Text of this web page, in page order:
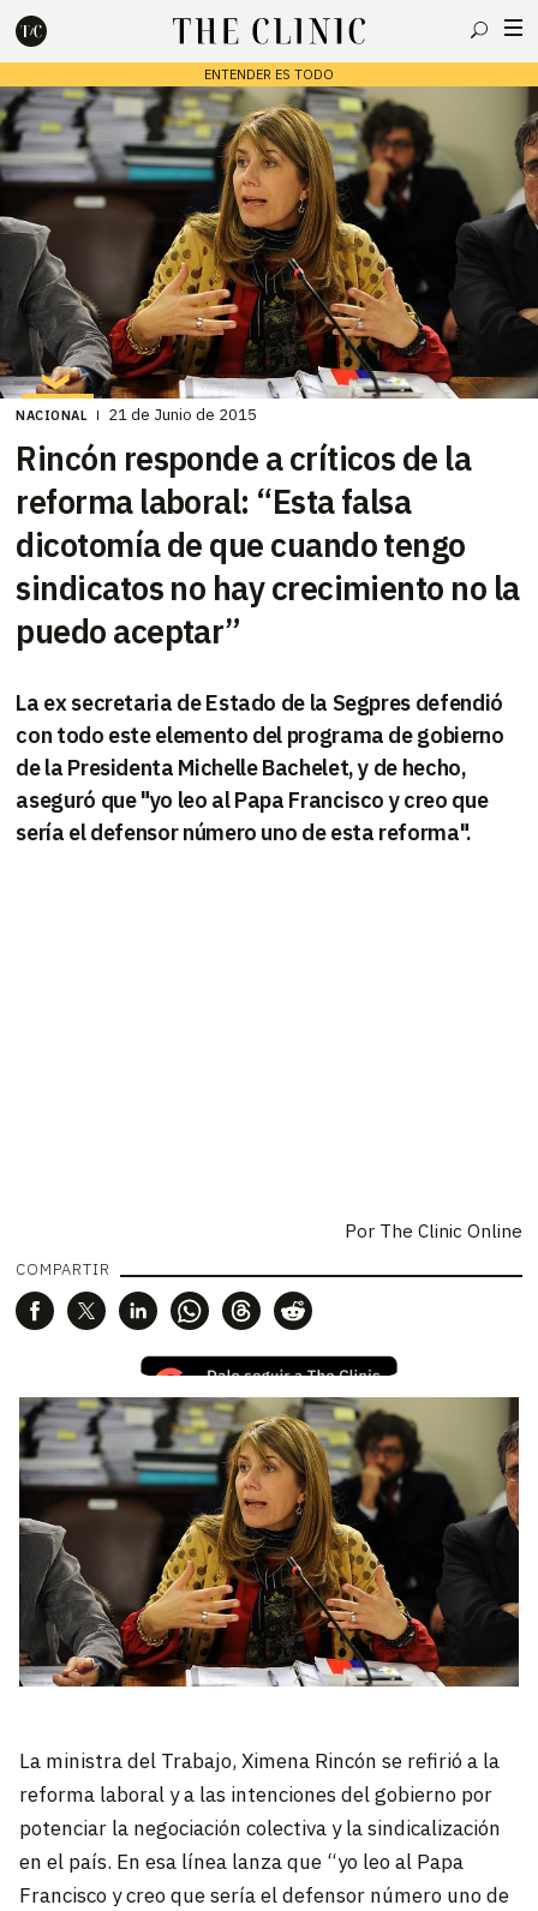
ENTENDER ES TODO
Escribe lo que deseas y presiona enter para buscar
NACIONAL 21 de Junio de 2015
Rincón responde a críticos de la
reforma laboral: “Esta falsa
dicotomía de que cuando tengo
sindicatos no hay crecimiento no la
puedo aceptar”
La ex secretaria de Estado de la Segpres defendió
con todo este elemento del programa de gobierno
de la Presidenta Michelle Bachelet, y de hecho,
aseguró que "yo leo al Papa Francisco y creo que
sería el defensor número uno de esta reforma".
Por The Clinic Online
COMPARTIR
La ministra del Trabajo, Ximena Rincón se refirió a la
reforma laboral y a las intenciones del gobierno por
potenciar la negociación colectiva y la sindicalización
en el país. En esa línea lanza que “yo leo al Papa
Francisco y creo que sería el defensor número uno de